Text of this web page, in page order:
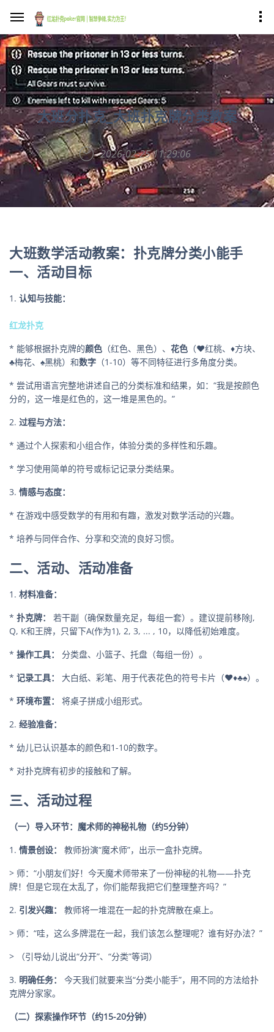
大班分扑克_大班扑克牌分类教案
2026-02-25 11:29:06
大班数学活动教案：扑克牌分类小能手
一、活动目标
1. 认知与技能：
红龙扑克
* 能够根据扑克牌的颜色 （红色、黑色）、 花色 （♥红桃、♦方块、
♣梅花、♠黑桃）和数字 （1-10）等不同特征进行多角度分类。
* 尝试用语言完整地讲述自己的分类标准和结果，如：“我是按颜色
分的，这一堆是红色的，这一堆是黑色的。”
2. 过程与方法：
* 通过个人探索和小组合作，体验分类的多样性和乐趣。
* 学习使用简单的符号或标记记录分类结果。
3. 情感与态度：
* 在游戏中感受数学的有用和有趣，激发对数学活动的兴趣。
* 培养与同伴合作、分享和交流的良好习惯。
二、活动、活动准备
1. 材料准备：
* 扑克牌：
若干副（确保数量充足，每组一套）。建议提前移除J,
Q, K和王牌，只留下A(作为1), 2, 3, ... , 10，以降低初始难度。
* 操作工具：
分类盘、小篮子、托盘（每组一份）。
* 记录工具：
大白纸、彩笔、用于代表花色的符号卡片（♥♦♣♠）。
* 环境布置：
将桌子拼成小组形式。
2. 经验准备：
* 幼儿已认识基本的颜色和1-10的数字。
* 对扑克牌有初步的接触和了解。
三、活动过程
（一）导入环节：魔术师的神秘礼物（约5分钟）
1. 情景创设：
教师扮演“魔术师”，出示一盒扑克牌。
> 师：“小朋友们好！今天魔术师带来了一份神秘的礼物——扑克
牌！但是它现在太乱了，你们能帮我把它们整理整齐吗？”
2. 引发兴趣：
教师将一堆混在一起的扑克牌散在桌上。
> 师：“哇，这么多牌混在一起，我们该怎么整理呢？谁有好办法？”
> （引导幼儿说出“分开”、“分类”等词）
3. 明确任务：
今天我们就要来当“分类小能手”，用不同的方法给扑
克牌分家家。
（二）探索操作环节（约15-20分钟）